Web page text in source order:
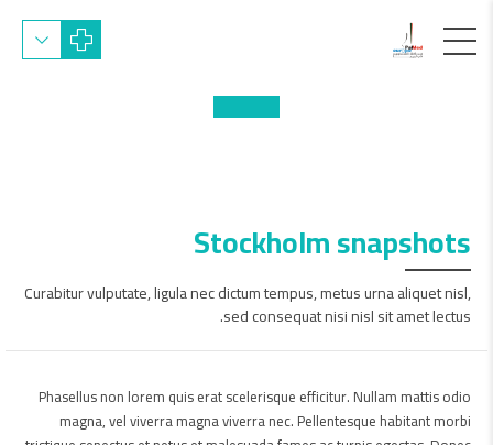
Stockholm snapshots
Curabitur vulputate, ligula nec dictum tempus, metus urna aliquet nisl,
sed consequat nisi nisl sit amet lectus.
Phasellus non lorem quis erat scelerisque efficitur. Nullam mattis odio
magna, vel viverra magna viverra nec. Pellentesque habitant morbi